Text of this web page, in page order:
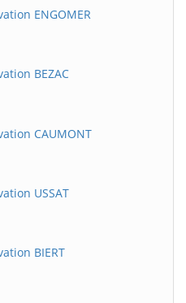
ENGOMER
BEZAC
CAUMONT
USSAT
BIERT